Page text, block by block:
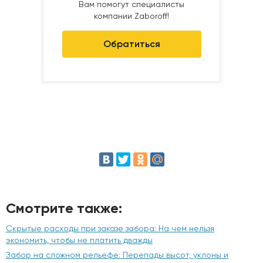
Вам помогут специалисты
компании Zaboroff!
Обратиться
Смотрите также:
Скрытые расходы при заказе забора: На чем нельзя
экономить, чтобы не платить дважды
Забор на сложном рельефе: Перепады высот, уклоны и